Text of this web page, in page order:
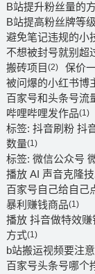
B站提升粉丝量的
B站提高粉丝牌等
避免笔记违规的小
不想被封号就别超
搬砖项目 (2) 保价
被问爆的小红书博
百家号和头条号流
哔哩哔哩发作品(1)
标签: 抖音刷粉 抖
数量(1)
标签: 微信公众号
播放 AI 声音克隆
百家号自己给自己
暴利赚钱商品(1)
播放 抖音做特效
方式(1)
b站搬运视频要注
百家号头条号哪个